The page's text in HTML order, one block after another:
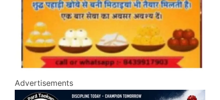
Advertisements